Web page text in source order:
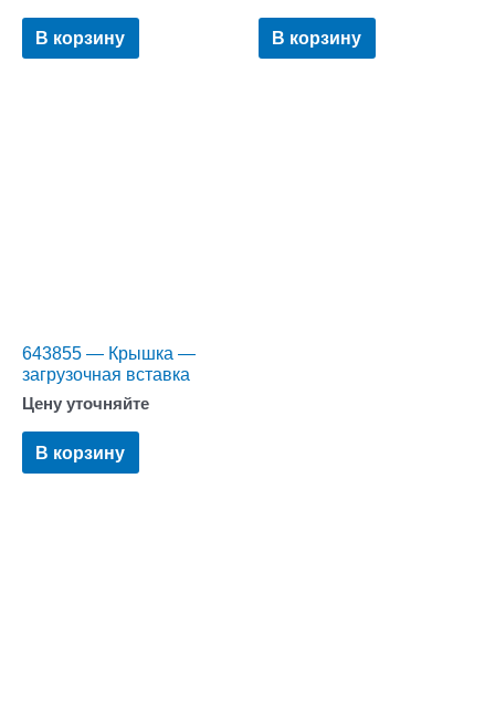
В корзину В корзину
643855 — Крышка —
загрузочная вставка
Цену уточняйте
В корзину